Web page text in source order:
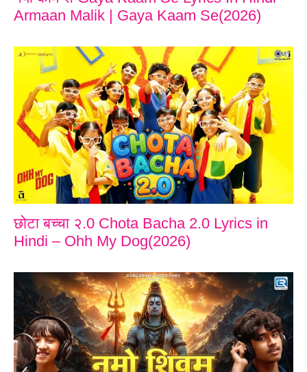
Armaan Malik | Gaya Kaam Se(2026)
छोटा बच्चा २.0 Chota Bacha 2.0 Lyrics in
Hindi – Ohh My Dog(2026)